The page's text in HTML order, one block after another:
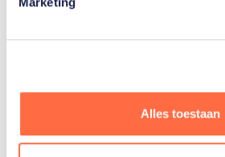
Alles toestaan
Gerelateerde teams